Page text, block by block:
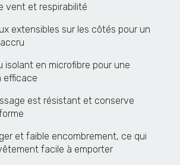
vent et respirabilité
extensibles sur les côtés pour un
isolant en microfibre pour une
efficace
est résistant et conserve
et faible encombrement, ce qui
facile à emporter